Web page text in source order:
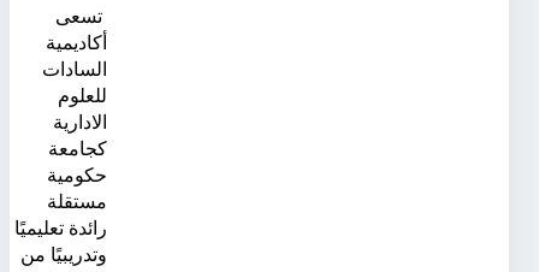
تسعى
أكاديمية
السادات
للعلوم
الادارية
كجامعة
حكومية
مستقلة
رائدة تعليميًا
وتدريبيًا من